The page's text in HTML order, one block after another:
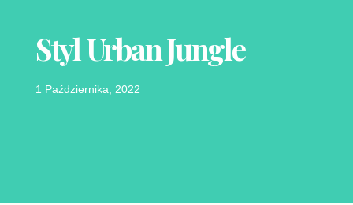
Styl Urban Jungle
1 Października, 2022